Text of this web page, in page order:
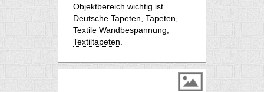
Objektbereich wichtig ist.
Deutsche Tapeten Tapeten
Textile Wandbespannung
Textiltapeten